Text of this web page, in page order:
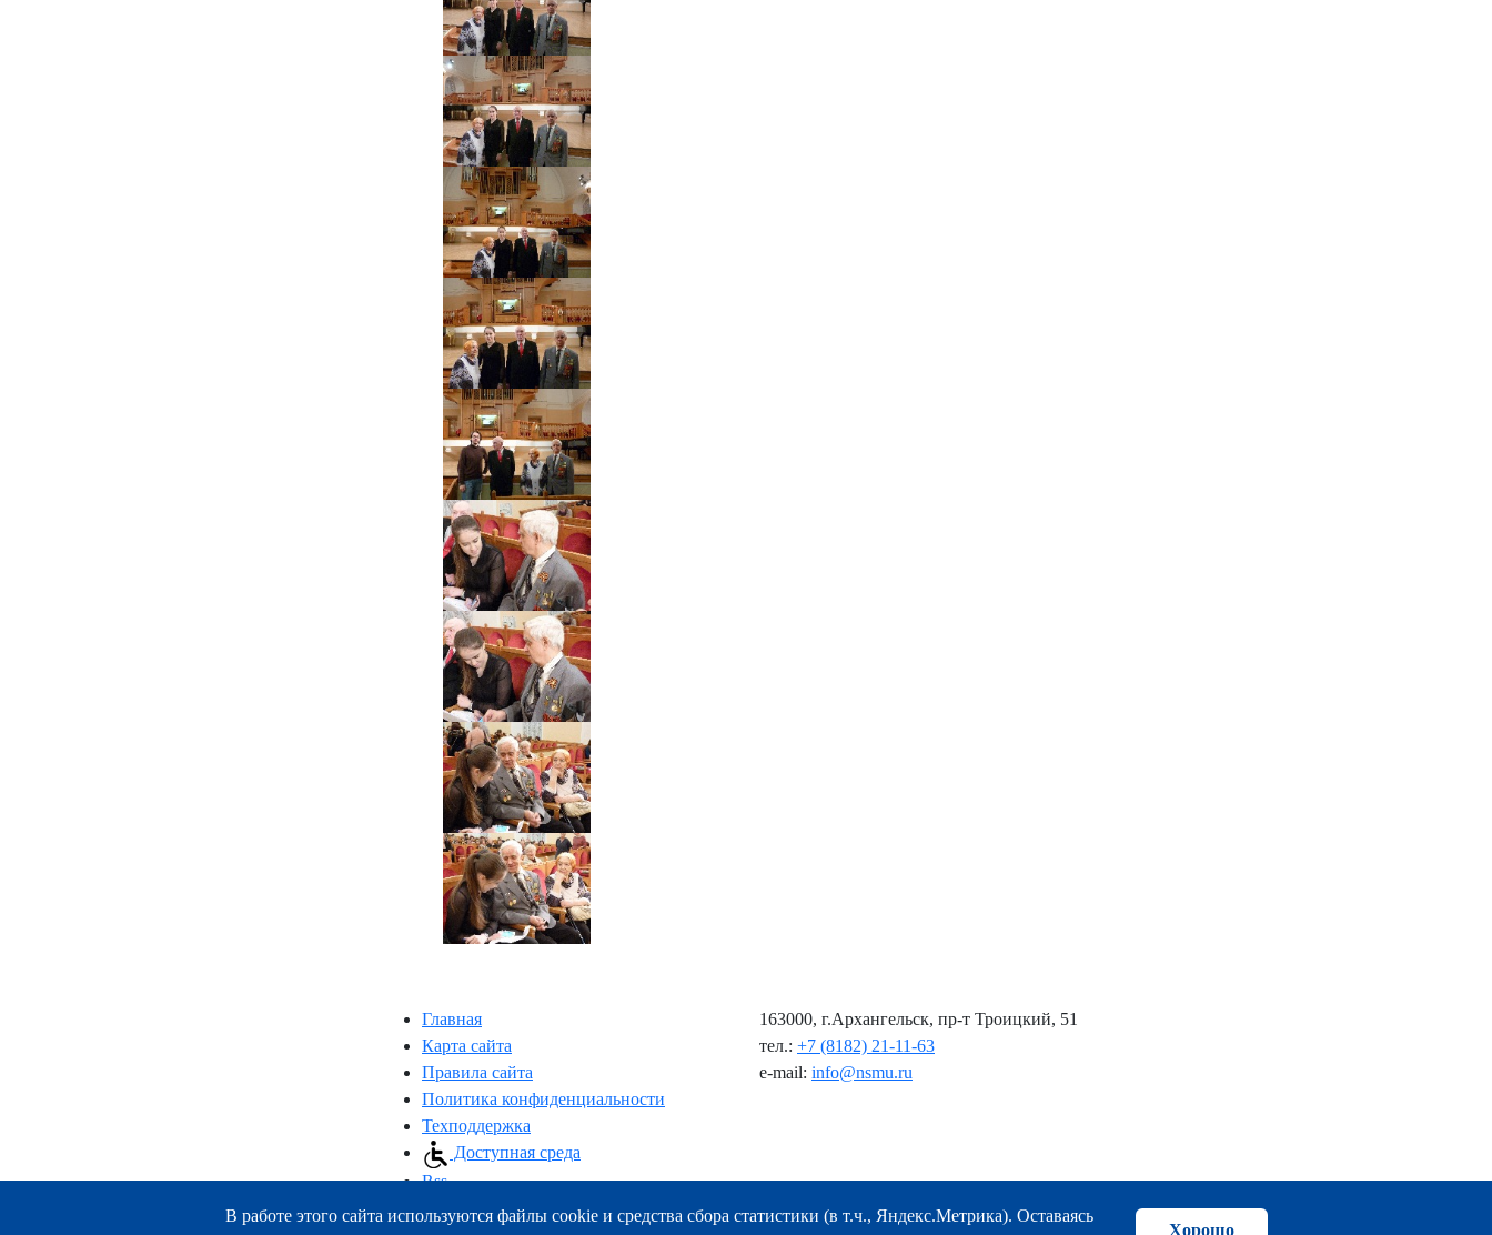
Главная
Карта сайта
Правила сайта
Политика конфиденциальности
Техподдержка
Доступная среда
Rss
163000, г.Архангельск, пр-т Троицкий, 51
тел.: +7 (8182) 21-11-63
e-mail: info@nsmu.ru
В работе этого сайта используются файлы cookie и средства сбора статистики (в т.ч., Яндекс.Метрика). Оставаясь
Хорошо